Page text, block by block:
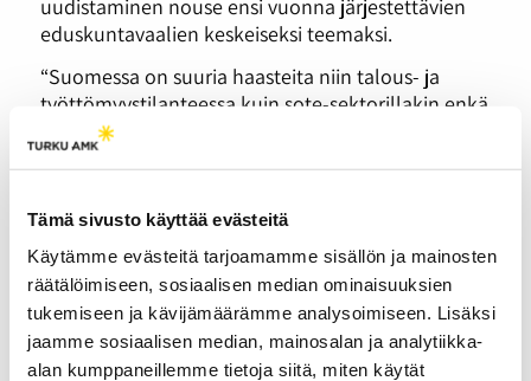
Tämä sivusto käyttää evästeitä
Käytämme evästeitä tarjoamamme sisällön ja mainosten
räätälöimiseen, sosiaalisen median ominaisuuksien
tukemiseen ja kävijämäärämme analysoimiseen. Lisäksi
jaamme sosiaalisen median, mainosalan ja analytiikka-
alan kumppaneillemme tietoja siitä, miten käytät
uudistaminen nouse ensi vuonna järjestettävien
eduskuntavaalien keskeiseksi teemaksi.
“Suomessa on suuria haasteita niin talous- ja
työttömyystilanteessa kuin sote-sektorillakin enkä
usko, että asevelvollisuusjärjestelmän uudistus
politisoituisi yhtä vahvasti.”
siitä, että asevelvollisuuden tulevaisuudesta tulee
käydä keskustelua niin politiikassa kuin
kansalaistenkin keskuudessa.
Selvityksen johtopäätöksissä todetaan, että vain
kansalaisten hyväksyntä oikeuttaa järjestelmän
olemassaolon.